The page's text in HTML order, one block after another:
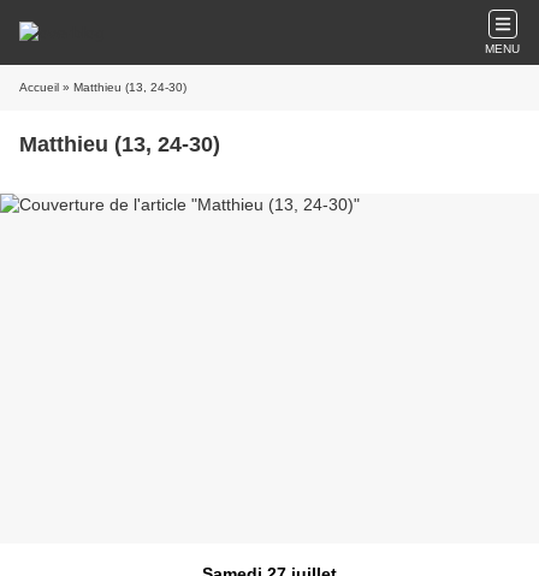
MENU
Accueil » Matthieu (13, 24-30)
Matthieu (13, 24-30)